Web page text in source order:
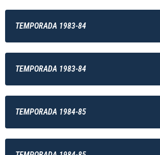
TEMPORADA 1983-84
TEMPORADA 1983-84
TEMPORADA 1984-85